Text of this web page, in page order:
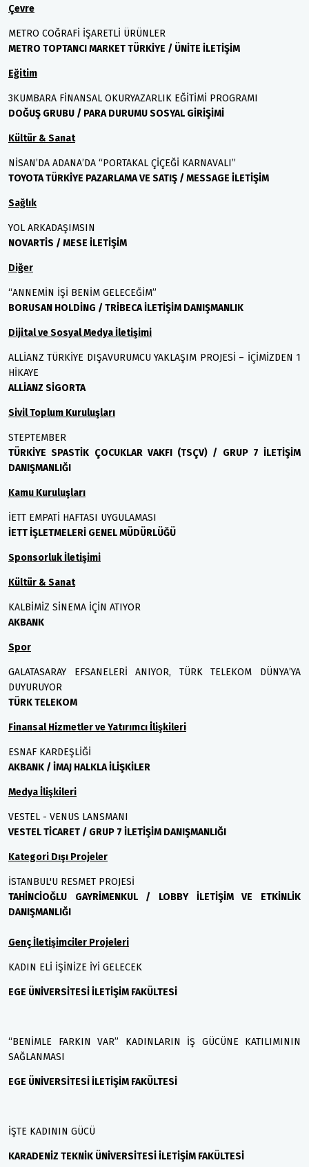
Çevre
METRO COĞRAFİ İŞARETLİ ÜRÜNLER
METRO TOPTANCI MARKET TÜRKİYE / ÜNİTE İLETİŞİM
Eğitim
3KUMBARA FİNANSAL OKURYAZARLIK EĞİTİMİ PROGRAMI
DOĞUŞ GRUBU / PARA DURUMU SOSYAL GİRİŞİMİ
Kültür & Sanat
NİSAN’DA ADANA’DA “PORTAKAL ÇİÇEĞİ KARNAVALI”
TOYOTA TÜRKİYE PAZARLAMA VE SATIŞ / MESSAGE İLETİŞİM
Sağlık
YOL ARKADAŞIMSIN
NOVARTİS / MESE İLETİŞİM
Diğer
“ANNEMİN İŞİ BENİM GELECEĞİM”
BORUSAN HOLDİNG / TRİBECA İLETİŞİM DANIŞMANLIK
Dijital ve Sosyal Medya İletişimi
ALLİANZ TÜRKİYE DIŞAVURUMCU YAKLAŞIM PROJESİ – İÇİMİZDEN 1
HİKAYE
ALLİANZ SİGORTA
Sivil Toplum Kuruluşları
STEPTEMBER
TÜRKİYE SPASTİK ÇOCUKLAR VAKFI (TSÇV) / GRUP 7 İLETİŞİM
DANIŞMANLIĞI
Kamu Kuruluşları
İETT EMPATİ HAFTASI UYGULAMASI
İETT İŞLETMELERİ GENEL MÜDÜRLÜĞÜ
Sponsorluk İletişimi
Kültür & Sanat
KALBİMİZ SİNEMA İÇİN ATIYOR
AKBANK
Spor
GALATASARAY EFSANELERİ ANIYOR, TÜRK TELEKOM DÜNYA’YA
DUYURUYOR
TÜRK TELEKOM
Finansal Hizmetler ve Yatırımcı İlişkileri
ESNAF KARDEŞLİĞİ
AKBANK / İMAJ HALKLA İLİŞKİLER
Medya İlişkileri
VESTEL - VENUS LANSMANI
VESTEL TİCARET / GRUP 7 İLETİŞİM DANIŞMANLIĞI
Kategori Dışı Projeler
İSTANBUL'U RESMET PROJESİ
TAHİNCİOĞLU GAYRİMENKUL / LOBBY İLETİŞİM VE ETKİNLİK
DANIŞMANLIĞI
Genç İletişimciler Projeleri
KADIN ELİ İŞİNİZE İYİ GELECEK
EGE ÜNİVERSİTESİ İLETİŞİM FAKÜLTESİ
“BENİMLE FARKIN VAR” KADINLARIN İŞ GÜCÜNE KATILIMININ
SAĞLANMASI
EGE ÜNİVERSİTESİ İLETİŞİM FAKÜLTESİ
İŞTE KADININ GÜCÜ
KARADENİZ TEKNİK ÜNİVERSİTESİ İLETİŞİM FAKÜLTESİ